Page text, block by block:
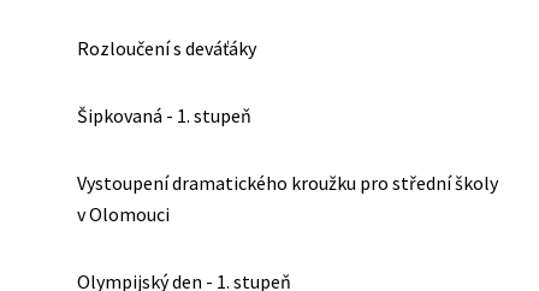
Rozloučení s deváťáky
Šipkovaná - 1. stupeň
Vystoupení dramatického kroužku pro střední školy
v Olomouci
Olympijský den - 1. stupeň